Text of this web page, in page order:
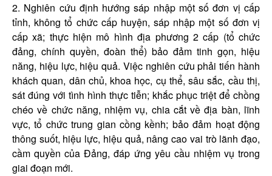
2. Nghiên cứu định hướng sáp nhập một số đơn vị cấp
tỉnh, không tổ chức cấp huyện, sáp nhập một số đơn vị
cấp xã; thực hiện mô hình địa phương 2 cấp (tổ chức
đảng, chính quyền, đoàn thể) bảo đảm tinh gọn, hiệu
năng, hiệu lực, hiệu quả. Việc nghiên cứu phải tiến hành
khách quan, dân chủ, khoa học, cụ thể, sâu sắc, cầu thị,
sát đúng với tình hình thực tiễn; khắc phục triệt để chồng
chéo về chức năng, nhiệm vụ, chia cắt về địa bàn, lĩnh
vực, tổ chức trung gian cồng kềnh; bảo đảm hoạt động
thông suốt, hiệu lực, hiệu quả, nâng cao vai trò lãnh đạo,
cầm quyền của Đảng, đáp ứng yêu cầu nhiệm vụ trong
giai đoạn mới.